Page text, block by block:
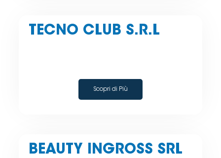
TECNO CLUB S.R.L
Scopri di Più
BEAUTY INGROSS SRL